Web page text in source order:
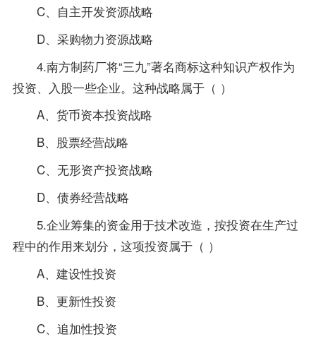
C、自主开发资源战略
D、采购物力资源战略
4.南方制药厂将“三九”著名商标这种知识产权作为
投资、入股一些企业。这种战略属于（ ）
A、货币资本投资战略
B、股票经营战略
C、无形资产投资战略
D、债券经营战略
5.企业筹集的资金用于技术改造，按投资在生产过
程中的作用来划分，这项投资属于（ ）
A、建设性投资
B、更新性投资
C、追加性投资